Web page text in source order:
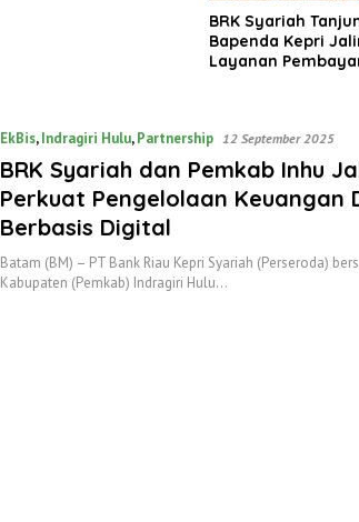
BRK Syariah
Bapenda Kepri
Layanan
EkBis,Indragiri Hulu,Partnership 12 September 2025
BRK Syariah dan Pemkab Inhu
Perkuat Pengelolaan Keuangan
Berbasis Digital
Batam (BM) – PT Bank Riau Kepri Syariah (Perseroda)
Kabupaten (Pemkab) Indragiri Hulu…